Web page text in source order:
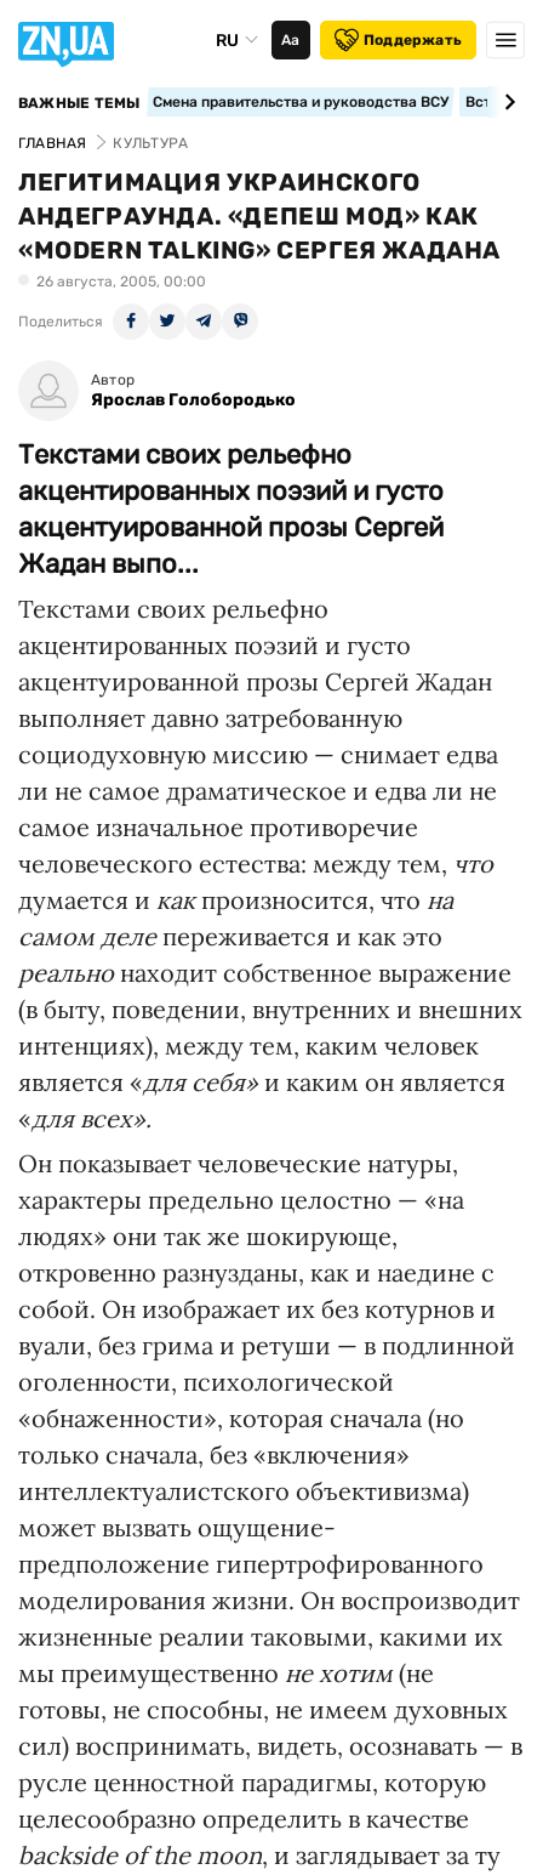
RU Аа Поддержать
ВАЖНЫЕ ТЕМЫ Смена правительства и руководства ВСУ
ГЛАВНАЯ КУЛЬТУРА
ЛЕГИТИМАЦИЯ УКРАИНСКОГО
АНДЕГРАУНДА. «ДЕПЕШ МОД» КАК
«MODERN TALKING» СЕРГЕЯ ЖАДАНА
26 августа, 2005, 00:00
Поделиться
Автор
Ярослав Голобородько
Текстами своих рельефно
акцентированных поэзий и густо
акцентуированной прозы Сергей
Жадан выпо...
Текстами своих рельефно
акцентированных поэзий и густо
акцентуированной прозы Сергей Жадан
выполняет давно затребованную
социодуховную миссию — снимает едва
ли не самое драматическое и едва ли не
самое изначальное противоречие
человеческого естества: между тем, что
думается и какпроизносится, что на
самом делепереживается и как это
реальнонаходит собственное выражение
(в быту, поведении, внутренних и внешних
интенциях), между тем, каким человек
является «для себя»и каким он является
«для всех».
Он показывает человеческие натуры,
характеры предельно целостно — «на
людях» они так же шокирующе,
откровенно разнузданы, как и наедине с
собой. Он изображает их без котурнов и
вуали, без грима и ретуши — в подлинной
оголенности, психологической
«обнаженности», которая сначала (но
только сначала, без «включения»
интеллектуалистского объективизма)
может вызвать ощущение-
предположение гипертрофированного
моделирования жизни. Он воспроизводит
жизненные реалии таковыми, какими их
мы преимущественно не хотим(не
готовы, не способны, не имеем духовных
сил) воспринимать, видеть, осознавать — в
русле ценностной парадигмы, которую
целесообразно определить в качестве
backside of the moon, и заглядывает за ту